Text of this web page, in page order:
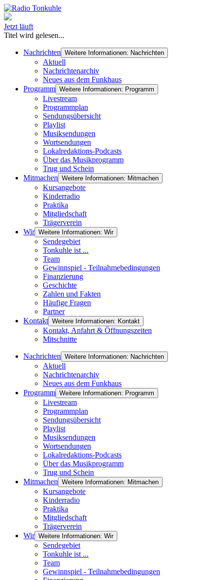
Jetzt läuft
Titel wird gelesen...
Nachrichten Weitere Informationen: Nachrichten
Aktuell
Nachrichtenarchiv
Neues aus dem Funkhaus
Programm Weitere Informationen: Programm
Livestream
Programmplan
Sendungsübersicht
Playlist
Musiksendungen
Wortsendungen
Lokalredaktions-Podcasts
Über das Musikprogramm
Trug und Schein
Mitmachen Weitere Informationen: Mitmachen
Kursangebote
Kinderradio
Praktika
Mitgliedschaft
Trägerverein
Wir Weitere Informationen: Wir
Sendegebiet
Tonkuhle ist ...
Team
Gewinnspiel - Teilnahmebedingungen
Finanzierung
Geschichte
Zahlen und Fakten
Häufige Fragen
Partner
Kontakt Weitere Informationen: Kontakt
Kontakt, Anfahrt & Öffnungszeiten
Mitschnitte
Nachrichten Weitere Informationen: Nachrichten
Aktuell
Nachrichtenarchiv
Neues aus dem Funkhaus
Programm Weitere Informationen: Programm
Livestream
Programmplan
Sendungsübersicht
Playlist
Musiksendungen
Wortsendungen
Lokalredaktions-Podcasts
Über das Musikprogramm
Trug und Schein
Mitmachen Weitere Informationen: Mitmachen
Kursangebote
Kinderradio
Praktika
Mitgliedschaft
Trägerverein
Wir Weitere Informationen: Wir
Sendegebiet
Tonkuhle ist ...
Team
Gewinnspiel - Teilnahmebedingungen